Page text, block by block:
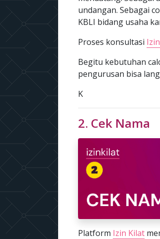
undangan. Sebagai
KBLI bidang usaha
Proses konsultasi
Begitu kebutuhan
pengurusan bisa
K
2. Cek Nama
Platform Izin Kilat